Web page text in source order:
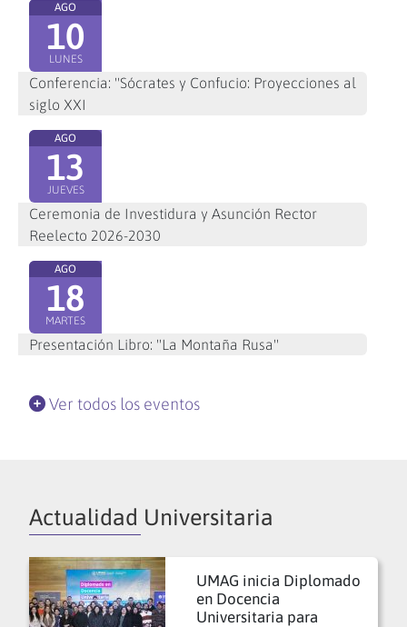
AGO
10
LUNES
Conferencia: "Sócrates y Confucio: Proyecciones al
siglo XXI
AGO
13
JUEVES
Ceremonia de Investidura y Asunción Rector
Reelecto 2026-2030
AGO
18
MARTES
Presentación Libro: "La Montaña Rusa"
Ver todos los eventos
Actualidad Universitaria
UMAG inicia Diplomado
en Docencia
Universitaria para